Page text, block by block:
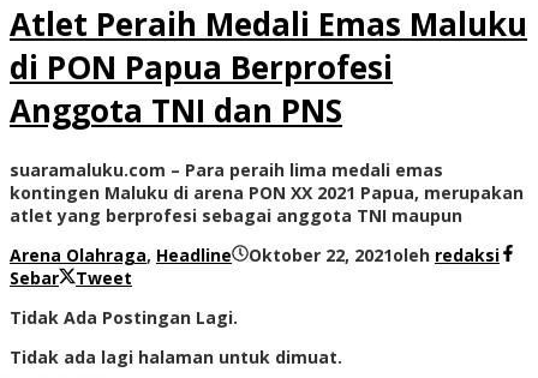
Atlet Peraih Medali Emas Maluku
di PON Papua Berprofesi
Anggota TNI dan PNS
suaramaluku.com – Para peraih lima medali emas
kontingen Maluku di arena PON XX 2021 Papua, merupakan
atlet yang berprofesi sebagai anggota TNI maupun
Arena Olahraga, Headline Oktober 22, 2021oleh redaksi
Sebar
Tweet
Tidak Ada Postingan Lagi.
Tidak ada lagi halaman untuk dimuat.